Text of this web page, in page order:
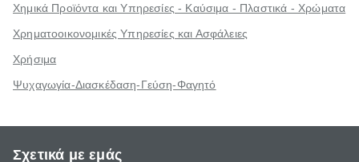
Χημικά Προϊόντα και Υπηρεσίες - Καύσιμα - Πλαστικά - Χρώματα
Χρηματοοικονομικές Υπηρεσίες και Ασφάλειες
Χρήσιμα
Ψυχαγωγία-Διασκέδαση-Γεύση-Φαγητό
Σχετικά με εμάς